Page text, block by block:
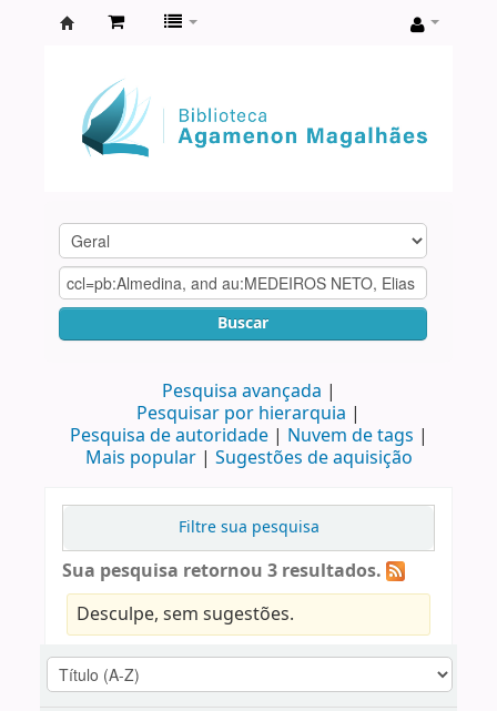
Agamenon
Magalhães
Buscar
Pesquisa avançada
Pesquisar por hierarquia
Pesquisa de autoridade
Nuvem de tags
Mais popular
Sugestões de aquisição
Filtre sua pesquisa
Sua pesquisa retornou 3 resultados.
Desculpe, sem sugestões.